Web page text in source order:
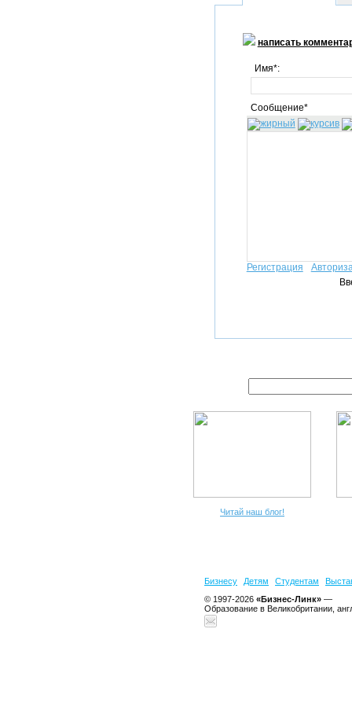
написать
Имя*:
Сообщение*
Регистрация
Читай наш блог!
Бизнесу Детям Студентам
© 1997-2026 «Бизнес-Линк» —
Образование в Великобритании,